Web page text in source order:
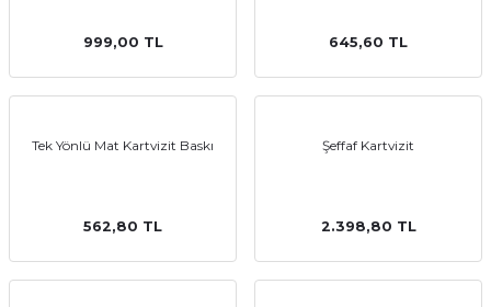
999,00 TL 645,60 TL
Tek Yönlü Mat Kartvizit Baskı
562,80 TL
Şeffaf Kartvizit
2.398,80 TL